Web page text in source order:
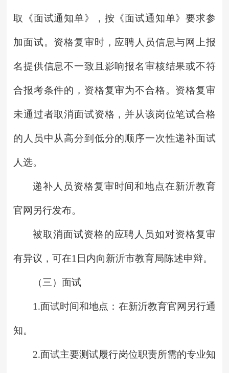
取《面试通知单》，按《面试通知单》要求参
加面试。资格复审时，应聘人员信息与网上报
名提供信息不一致且影响报名审核结果或不符
合报考条件的，资格复审为不合格。资格复审
未通过者取消面试资格，并从该岗位笔试合格
的人员中从高分到低分的顺序一次性递补面试
人选。
递补人员资格复审时间和地点在新沂教育
官网另行发布。
被取消面试资格的应聘人员如对资格复审
有异议，可在1日内向新沂市教育局陈述申辩。
（三）面试
1.面试时间和地点：在新沂教育官网另行通
知。
2.面试主要测试履行岗位职责所需的专业知